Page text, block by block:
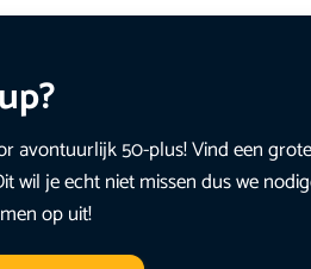
avontuurlijk 50-plus! Vind een
wil je echt niet missen dus we
op uit!